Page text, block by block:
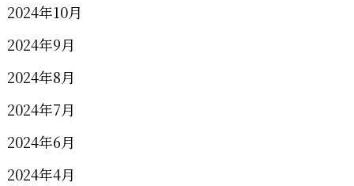
2024年10月
2024年9月
2024年8月
2024年7月
2024年6月
2024年4月